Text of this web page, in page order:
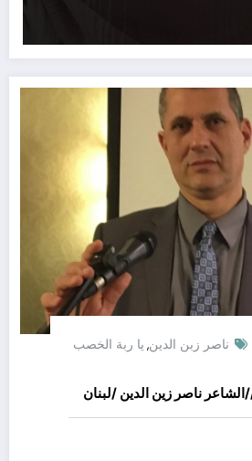
ناصر زبن الدين, يا ربة الخصب
ناصر زين الدين /لبنان